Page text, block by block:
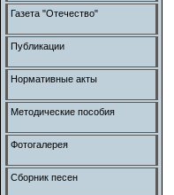
Газета "Отечество"
Публикации
Нормативные акты
Методические пособия
Фотогалерея
Сборник песен